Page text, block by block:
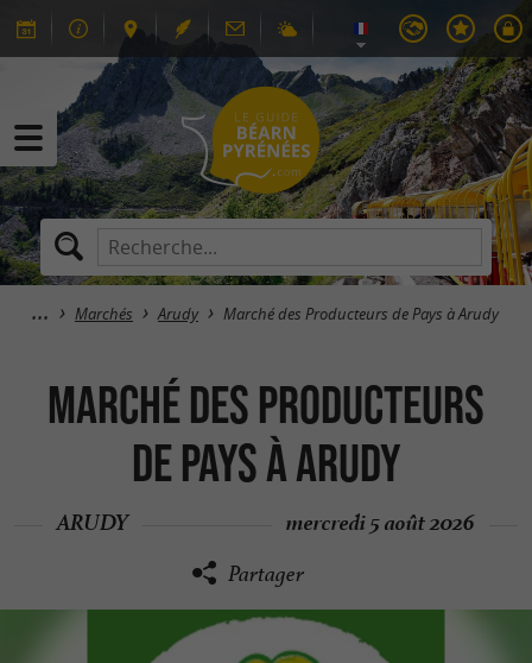
Marchés Arudy Marché des Producteurs de Pays à Arudy
Marché des Producteurs
de Pays à Arudy
ARUDY mercredi 5 août 2026
Partager